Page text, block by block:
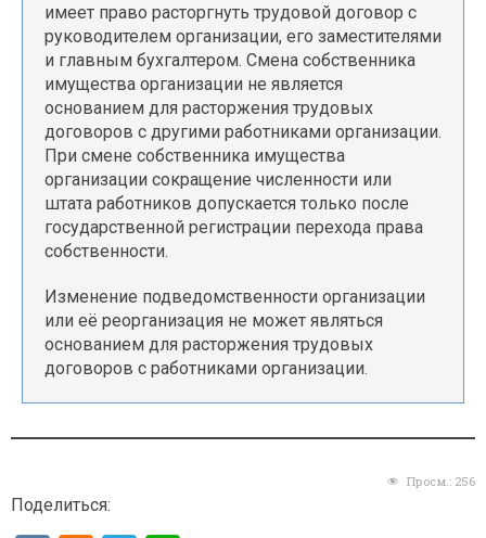
имеет право расторгнуть трудовой договор с
руководителем организации, его заместителями
и главным бухгалтером. Смена собственника
имущества организации не является
основанием для расторжения трудовых
договоров с другими работниками организации.
При смене собственника имущества
организации сокращение численности или
штата работников допускается только после
государственной регистрации перехода права
собственности.
Изменение подведомственности организации
или её реорганизация не может являться
основанием для расторжения трудовых
договоров с работниками организации.
Просм.: 256
Поделиться: